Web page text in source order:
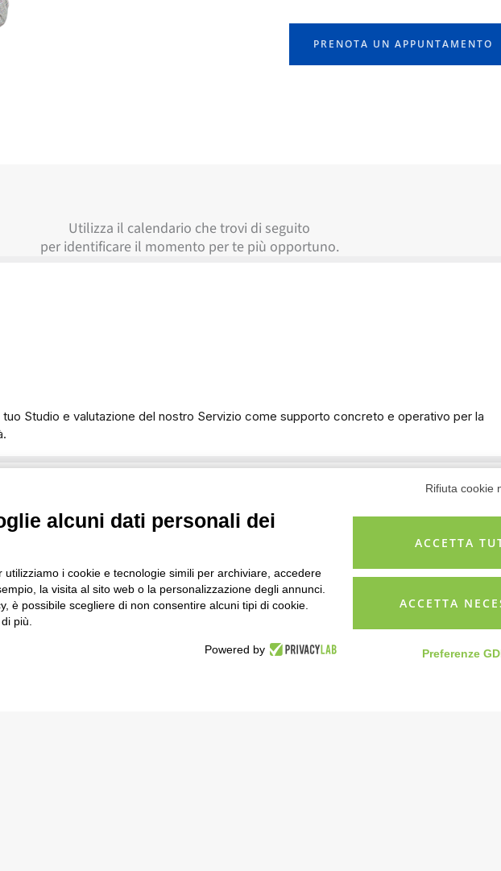
PRENOTA UN APPUNTAMENTO
Utilizza il calendario che trovi di seguito
per identificare il momento per te più opportuno.
Rifiuta cookie
alcuni dati personali dei
i cookie e tecnologie simili per archiviare, accedere
la visita al sito web o la personalizzazione degli annunci.
è possibile scegliere di non consentire alcuni tipi di cookie.
più.
Powered by
ACCETTA
ACCETTA
Preferenze